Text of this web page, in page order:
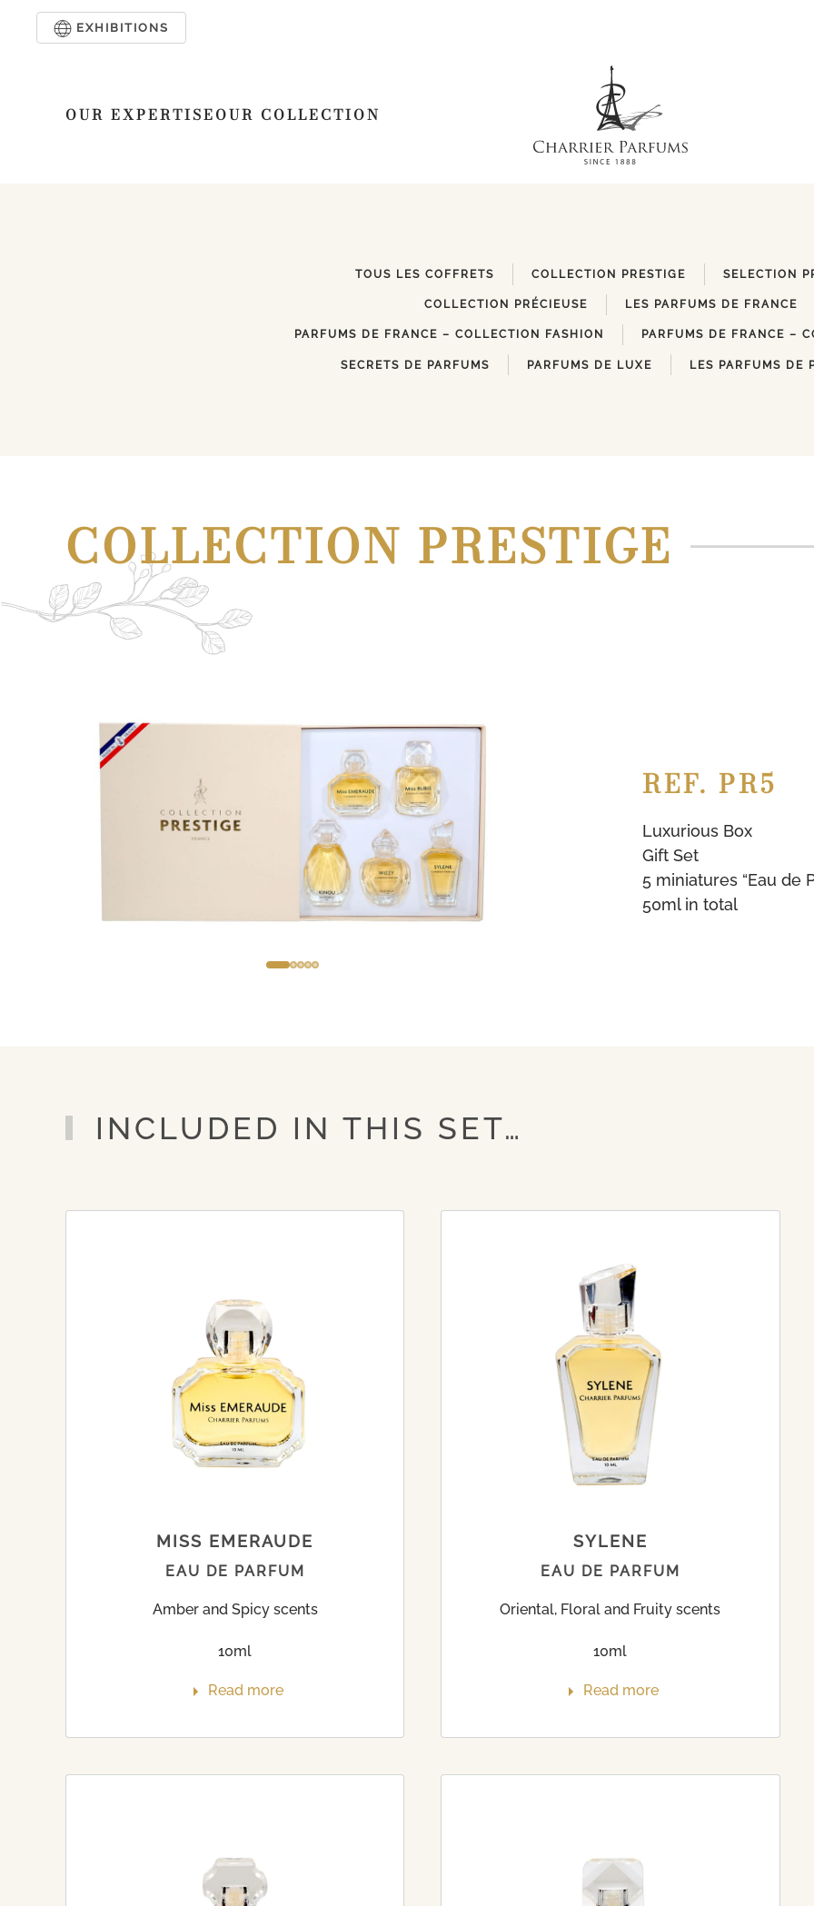
EXHIBITIONS
OUR EXPERTISEOUR COLLECTION
TOUS LES COFFRETS COLLECTION PRESTIGE SELECTION
COLLECTION PRÉCIEUSE LES PARFUMS DE FRANCE
PARFUMS DE FRANCE – COLLECTION FASHION PARFUMS DE FRANCE –
SECRETS DE PARFUMS PARFUMS DE LUXE LES PARFUMS DE
COLLECTION PRESTIGE
REF. PR5
Luxurious Box
Gift Set
5 miniatures “Eau de
50ml in total
INCLUDED IN THIS SET…
MISS EMERAUDE
EAU DE PARFUM
Amber and Spicy scents
10ml
Read more
SYLENE
EAU DE PARFUM
Oriental, Floral and Fruity scents
10ml
Read more